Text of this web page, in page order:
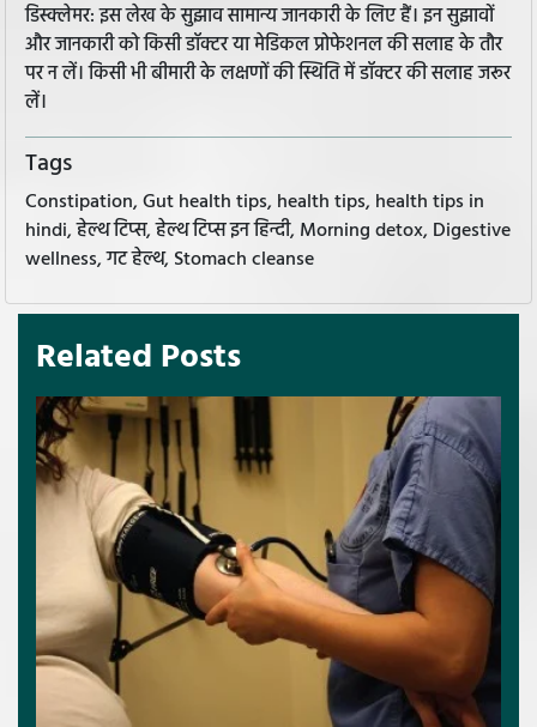
डिस्क्लेमर: इस लेख के सुझाव सामान्य जानकारी के लिए हैं। इन सुझावों
और जानकारी को किसी डॉक्टर या मेडिकल प्रोफेशनल की सलाह के तौर
पर न लें। किसी भी बीमारी के लक्षणों की स्थिति में डॉक्टर की सलाह जरूर
लें।
Tags
Constipation, Gut health tips, health tips, health tips in
hindi, हेल्थ टिप्स, हेल्थ टिप्स इन हिन्दी, Morning detox, Digestive
wellness, गट हेल्थ, Stomach cleanse
Related Posts